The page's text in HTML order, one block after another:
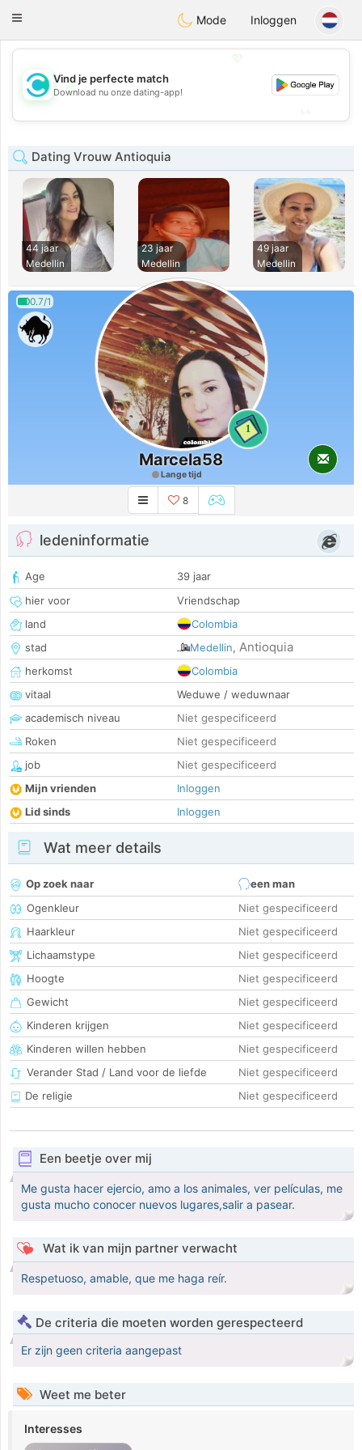
olombiaCitas
Toggle
Mode Inloggen
💖
💕
Vind je perfecte match
Download nu onze dating-app!
Dating Vrouw Antioquia
44 jaar
Medellin
23 jaar
Medellin
49 jaar
Medellin
0.7/1
1
Marcela58
Lange tijd
8
ledeninformatie
Age
39 jaar
hier voor
Vriendschap
land
Colombia
stad
Medellin, Antioquia
herkomst
Colombia
vitaal
Weduwe / weduwnaar
academisch niveau
Niet gespecificeerd
Roken
Niet gespecificeerd
job
Niet gespecificeerd
Mijn vrienden
Inloggen
Lid sinds
Inloggen
Wat meer details
Op zoek naar
een man
Ogenkleur
Niet gespecificeerd
Haarkleur
Niet gespecificeerd
Lichaamstype
Niet gespecificeerd
Hoogte
Niet gespecificeerd
Gewicht
Niet gespecificeerd
Kinderen krijgen
Niet gespecificeerd
Kinderen willen hebben
Niet gespecificeerd
Verander Stad / Land voor de liefde
Niet gespecificeerd
De religie
Niet gespecificeerd
Een beetje over mij
Me gusta hacer ejercio, amo a los animales, ver películas, me
gusta mucho conocer nuevos lugares,salir a pasear.
Wat ik van mijn partner verwacht
Respetuoso, amable, que me haga reír.
De criteria die moeten worden gerespecteerd
Er zijn geen criteria aangepast
Weet me beter
Interesses